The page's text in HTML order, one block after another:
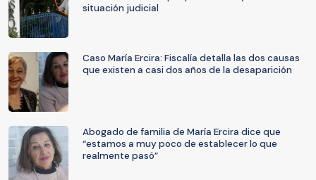
situación judicial
Caso María Ercira: Fiscalía detalla las dos causas
que existen a casi dos años de la desaparición
Abogado de familia de María Ercira dice que
“estamos a muy poco de establecer lo que
realmente pasó”